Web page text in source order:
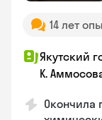
14 лет
Якутский
К.
Окончила